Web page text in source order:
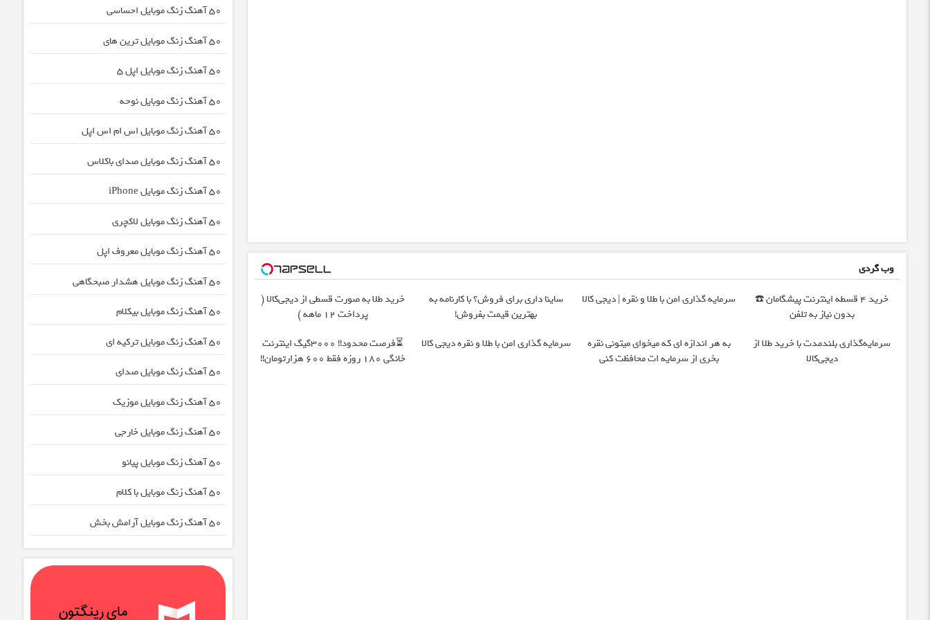
وب گردی
خرید 4 قسطه اینترنت پیشگامان ☎️
بدون نیاز به تلفن
سرمایه گذاری امن با طلا و نقره | دیجی کالا
ساینا داری برای فروش؟ با کارنامه به
بهترین قیمت بفروش!
خرید طلا به صورت قسطی از دیجی‌کالا (
پرداخت 12 ماهه )
سرمایه‌گذاری بلندمدت با خرید طلا از
دیجی‌کالا
به هر اندازه ای که میخوای میتونی نقره
بخری از سرمایه ات محافظت کنی
سرمایه گذاری امن با طلا و نقره دیجی کالا
⏳فرصت محدود!! 3000گیگ اینترنت
خانگی 180 روزه فقط 600 هزارتومان!!
50 آهنگ زنگ موبایل احساسی
50 آهنگ زنگ موبایل ترین های
50 آهنگ زنگ موبایل اپل 5
50 آهنگ زنگ موبایل نوحه
50 آهنگ زنگ موبایل اس ام اس اپل
50 آهنگ زنگ موبایل صدای باکلاس
50 آهنگ زنگ موبایل iPhone
50 آهنگ زنگ موبایل لاکچری
50 آهنگ زنگ موبایل معروف اپل
50 آهنگ زنگ موبایل هشدار صبحگاهی
50 آهنگ زنگ موبایل بیکلام
50 آهنگ زنگ موبایل ترکیه ای
50 آهنگ زنگ موبایل صدای
50 آهنگ زنگ موبایل موزیک
50 آهنگ زنگ موبایل خارجی
50 آهنگ زنگ موبایل پیانو
50 آهنگ زنگ موبایل با کلام
50 آهنگ زنگ موبایل آرامش بخش